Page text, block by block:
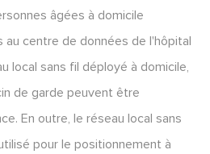
âgées à domicile
centre de données de l'hôpital
local sans fil déployé à domicile,
de garde peuvent être
En outre, le réseau local sans
pour le positionnement à